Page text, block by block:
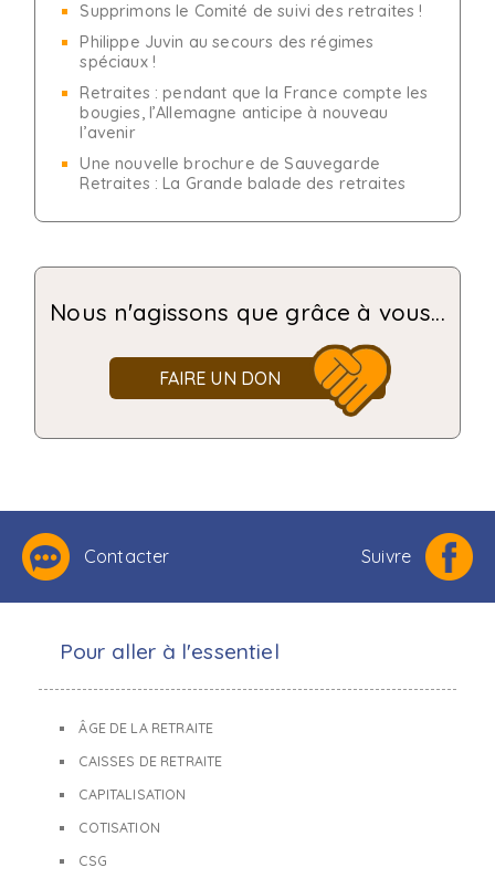
Supprimons le Comité de suivi des retraites !
Philippe Juvin au secours des régimes
spéciaux !
Retraites : pendant que la France compte les
bougies, l’Allemagne anticipe à nouveau
l’avenir
Une nouvelle brochure de Sauvegarde
Retraites : La Grande balade des retraites
Nous n'agissons que grâce à vous...
FAIRE UN DON
Contacter Suivre
Pour aller à l'essentiel
ÂGE DE LA RETRAITE
CAISSES DE RETRAITE
CAPITALISATION
COTISATION
CSG